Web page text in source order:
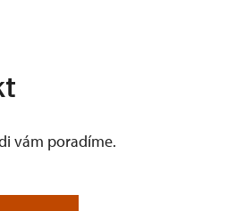
vám poradíme.